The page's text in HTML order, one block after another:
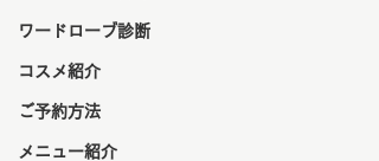
ワードローブ診断
コスメ紹介
ご予約方法
メニュー紹介